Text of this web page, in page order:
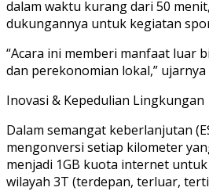
dalam waktu kurang dari 50
dukungannya untuk kegiatan
“Acara ini memberi manfaat luar
dan perekonomian lokal,” ujarnya
Inovasi & Kepedulian Lingkungan
Dalam semangat keberlanjutan
mengonversi setiap kilometer
menjadi 1GB kuota internet
wilayah 3T (terdepan, terluar,